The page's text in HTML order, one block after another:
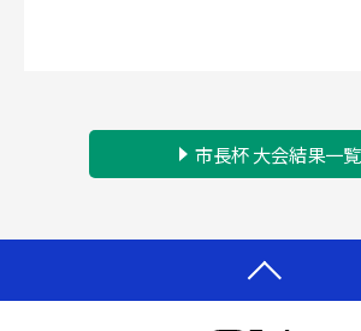
市長杯 大会結果一覧